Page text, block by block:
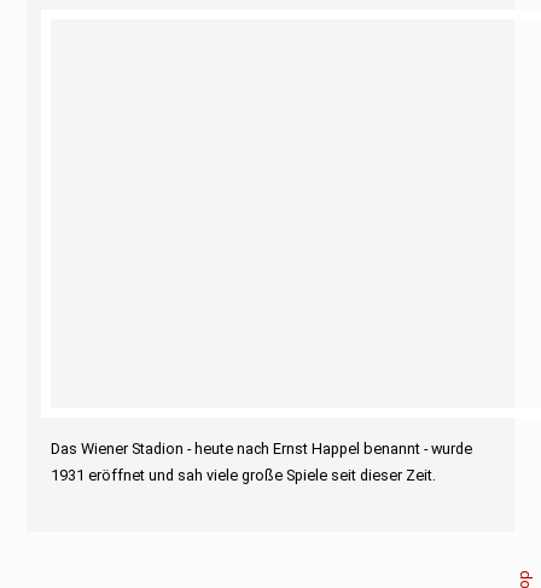
Das Wiener Stadion - heute nach Ernst Happel benannt - wurde
1931 eröffnet und sah viele große Spiele seit dieser Zeit.